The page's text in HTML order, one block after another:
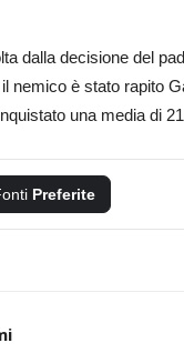
dalla decisione del
nemico è stato rapito
una media di
Preferite